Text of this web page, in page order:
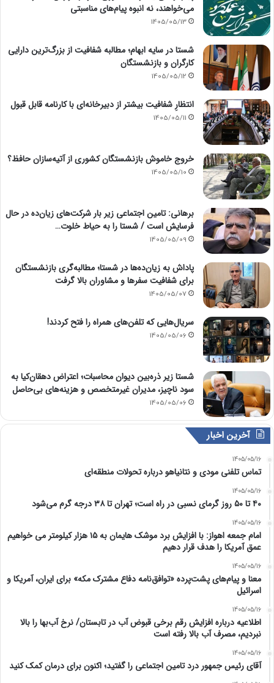
می‌خواهند، نه انبوه پیام‌های مناسبتی
1405/05/13
شستا در سایه ابهام؛ مطالبه شفافیت از بزرگ‌ترین دارایی
کارگران و بازنشستگان
1405/05/12
انتظارِ شفافیت بیشتر از دبیرخانه‌ای با کارنامه قابل قبول
1405/05/11
خروج خاموش بازنشستگان کشوری از آتیه‌سازان حافظ؟
1405/05/10
برهانی: تامین اجتماعی زیر بار شرکت‌های زیان‌ده در حال
فرسایش است / شستا را به حیاط خلوت…
1405/05/09
پاداش به زیان‌ده‌ها در شستا؛ مطالبه‌گری بازنشستگان
برای شفافیت سفرها و مشاوران بالا گرفت
1405/05/07
سریال‌هایی که تلفن‌های همراه را فتح کردند!
1405/05/06
شستا زیر ذره‌بین دیوان محاسبات؛ اعتراض دهقان‌کیا به
سود ناچیز، مدیران غیرمتخصص و هزینه‌های بی‌حاصل
1405/05/06
آخرین اخبار
1405/05/16
تماس تلفنی مودی و نتانیاهو درباره تحولات منطقه‌ای
1405/05/16
۴۰ تا ۵۰ روز گرمای نسبی در راه است؛ تهران تا ۳۸ درجه گرم می‌شود
1405/05/16
امام‌ جمعه اهواز: با افزایش برد موشک هایمان به ۱۵ هزار کیلومتر می خواهیم
عمق آمریکا را هدف قرار دهیم
1405/05/16
معنا و پیام‌های پشت‌پرده «توافق‌نامه دفاع مشترک مکه» برای ایران، آمریکا و
اسرائیل
1405/05/16
اطلاعیه درباره افزایش رقم برخی قبوض آب در تابستان/ نرخ آب‌بها را بالا
نبردیم، مصرف آب بالا رفته است
1405/05/16
آقای رئیس جمهور درد تامین اجتماعی را گفتید؛ اکنون برای درمان کمک کنید